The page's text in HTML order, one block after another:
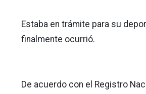
Estaba en trámite para su
finalmente ocurrió.
De acuerdo con el Registro